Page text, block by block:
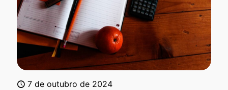
7 de outubro de 2024